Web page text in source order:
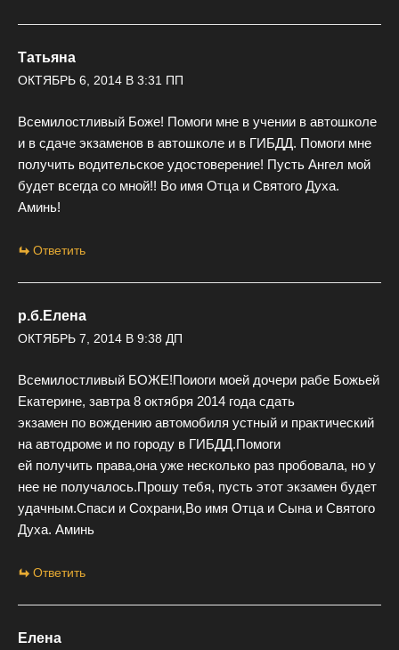
Татьяна
ОКТЯБРЬ 6, 2014 В 3:31 ПП
Всемилостливый Боже! Помоги мне в учении в автошколе
и в сдаче экзаменов в автошколе и в ГИБДД. Помоги мне
получить водительское удостоверение! Пусть Ангел мой
будет всегда со мной!! Во имя Отца и Святого Духа.
Аминь!
Ответить
р.б.Елена
ОКТЯБРЬ 7, 2014 В 9:38 ДП
Всемилостливый БОЖЕ!Поиоги моей дочери рабе Божьей
Екатерине, завтра 8 октября 2014 года сдать
экзамен по вождению автомобиля устный и практический
на автодроме и по городу в ГИБДД.Помоги
ей получить права,она уже несколько раз пробовала, но у
нее не получалось.Прошу тебя, пусть этот экзамен будет
удачным.Спаси и Сохрани,Во имя Отца и Сына и Святого
Духа. Аминь
Ответить
Елена